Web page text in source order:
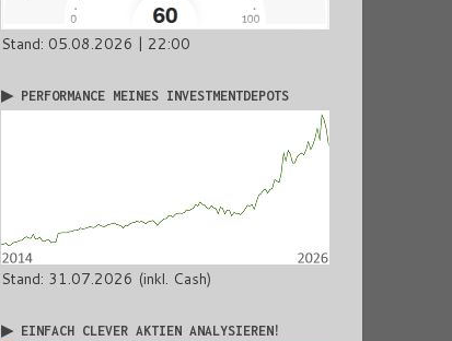
Stand: 05.08.2026 | 22:00
▶ PERFORMANCE MEINES INVESTMENTDEPOTS
Stand: 31.07.2026 (inkl. Cash)
▶ EINFACH CLEVER AKTIEN ANALYSIEREN!